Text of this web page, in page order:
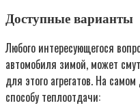
Доступные варианты
Любого интересующегося
автомобиля зимой, может
для этого агрегатов. На
способу теплоотдачи: